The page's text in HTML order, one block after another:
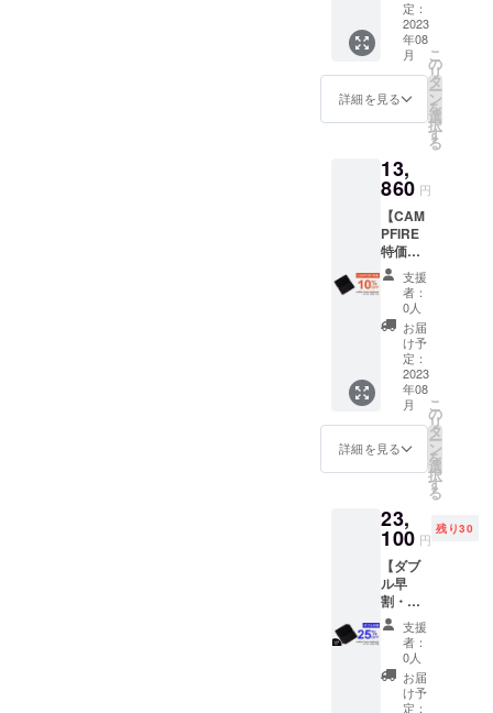
Keyboa
rdユニ
バーサ
ル 1台
一般販
売価格
15,400
円(税込)
を
15％OF
Fでご提
供いた
しま
す。 ★
送料込
みの価
格で
す。
定：
2023
年08
月
詳細を見る
こ
の
リ
タ
ー
ン
を
選
択
す
る
13,
860 円
【CAM
PFIRE
特価・
10％オ
フ】 ■
mokibo
Fusion
Keyboa
rdユニ
バーサ
ル 1台
一般販
売価格
15,400
円(税込)
の製品
10％OF
Fでご提
供いた
しま
す。 ★
送料込
みの価
格で
す。
支援
者：
0人
お届
け予
定：
2023
年08
月
詳細を見る
こ
の
リ
タ
ー
ン
を
選
択
す
る
23,
100 円
残り30
【ダブ
ル早
割・
25％オ
フ】30
名様限
定 ■
mokibo
Fusion
支援
者：
0人
お届
け予
定：